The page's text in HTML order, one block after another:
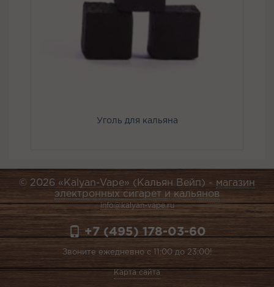
Уголь для кальяна
© 2026 «Kalyan-Vape» (Кальян Вейп) - магазин
электронных сигарет и кальянов
info@kalyan-vape.ru
+7 (495) 178-03-60
Звоните ежедневно с 11:00 до 23:00!
Карта сайта